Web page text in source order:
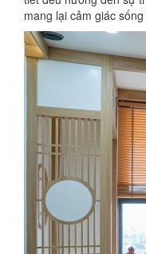
mang lại cảm giác